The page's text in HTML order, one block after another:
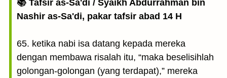
📚 Tafsir as-Sa'di / Syaikh Abdurrahman bin
Nashir as-Sa'di, pakar tafsir abad 14 H
65. ketika nabi isa datang kepada mereka
dengan membawa risalah itu, “maka beselisihlah
golongan-golongan (yang terdapat),” mereka